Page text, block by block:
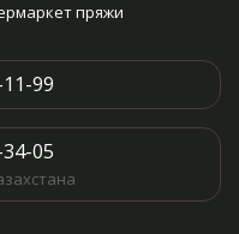
пряжи
99
05